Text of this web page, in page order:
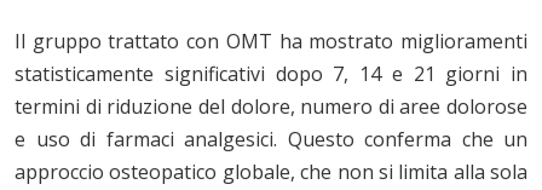
Il gruppo trattato con OMT ha mostrato miglioramenti
statisticamente significativi dopo 7, 14 e 21 giorni in
termini di riduzione del dolore, numero di aree dolorose
e uso di farmaci analgesici. Questo conferma che un
approccio osteopatico globale, che non si limita alla sola